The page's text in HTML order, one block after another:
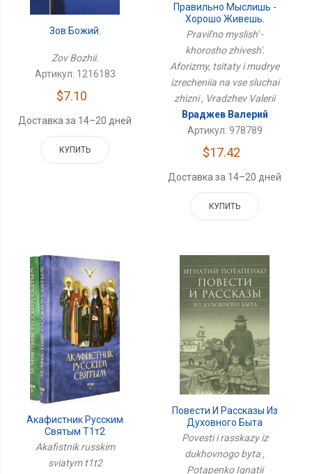
Зов Божий.
Zov Bozhii.
Артикул: 1216183
$7.10
Доставка за 14–20 дней
КУПИТЬ
Правильно Мыслишь -
Хорошо Живешь.
Афоризмы, Цитаты И
Мудрые Изречения На
Все Случаи Жизни
Pravil'no myslish' -
khorosho zhivesh'.
Aforizmy, tsitaty i mudrye
izrecheniia na vse sluchai
zhizni , Vradzhev Valerii
Враджев Валерий
Артикул: 978789
$17.42
Доставка за 14–20 дней
КУПИТЬ
Акафистник Русским
Святым Т1т2
Akafistnik russkim
sviatym t1t2
Повести И Рассказы Из
Духовного Быта
Povesti i rasskazy iz
dukhovnogo byta ,
Potapenko Ignatii